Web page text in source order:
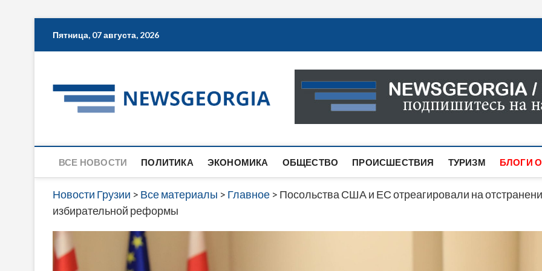
Пятница, 07 августа, 2026
Новости Грузии
САМАЯ АКТУАЛЬНАЯ ИНФОРМАЦИЯ О СОБЫТИЯХ
САЙТЕ ВЫ НАЙДЕТЕ НОВОСТИ ПОЛИТИКИ,
ВСЕ НОВОСТИ ПОЛИТИКА ЭКОНОМИКА ОБЩЕСТВО ПРОИСШЕСТВИЯ ТУРИЗМ БЛОГИ
Новости Грузии > Все материалы > Главное > Посольства США и ЕС отреагировали на
избирательной реформы